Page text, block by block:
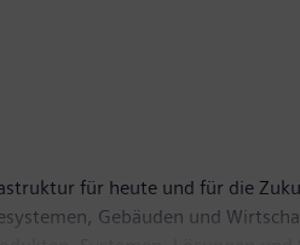
für heute und für die
Gebäuden und